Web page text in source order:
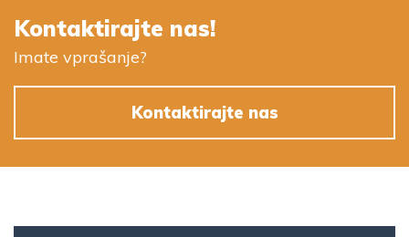
Kontaktirajte nas!
Imate vprašanje?
Kontaktirajte nas